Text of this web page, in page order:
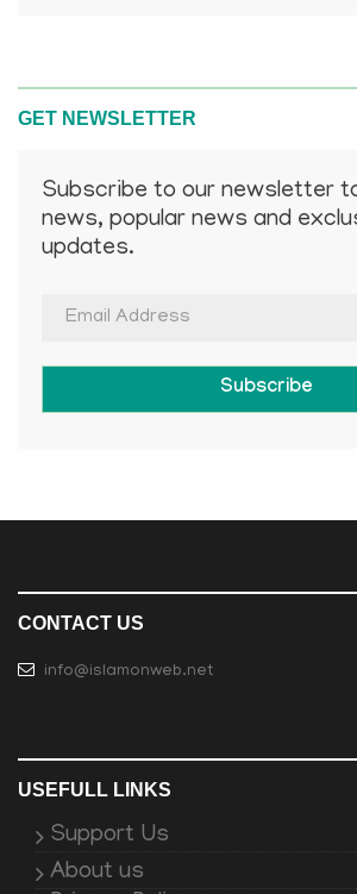
GET NEWSLETTER
Subscribe to our newsletter
news, popular news and
updates.
Subscribe
CONTACT US
info@islamonweb.net
USEFULL LINKS
Support Us
About us